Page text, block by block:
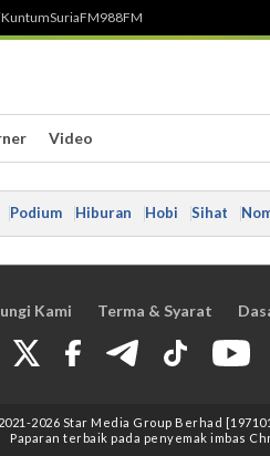
KuntumSuriaFM988FM
Video
Podium Hiburan Hobi Sihat
Kami Terma & Syarat
-2026 Star Media Group Berhad
Paparan terbaik pada penyemak imbas